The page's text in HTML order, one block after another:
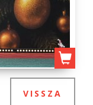
VISSZA